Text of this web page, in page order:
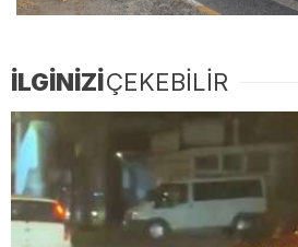
İLGİNİZİÇEKEBİLİR